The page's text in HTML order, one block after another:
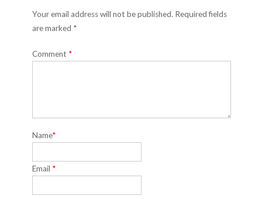
Your email address will not be published. Required fields
are marked *
Comment *
Name*
Email *